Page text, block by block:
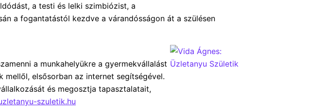
a testi és lelki szimbiózist, a
a fogantatástól kezdve a várandósságon át a szülésen
a munkahelyükre a gyermekvállalást
elsősorban az internet segítségével.
és megosztja tapasztalatait,
szuletik.hu